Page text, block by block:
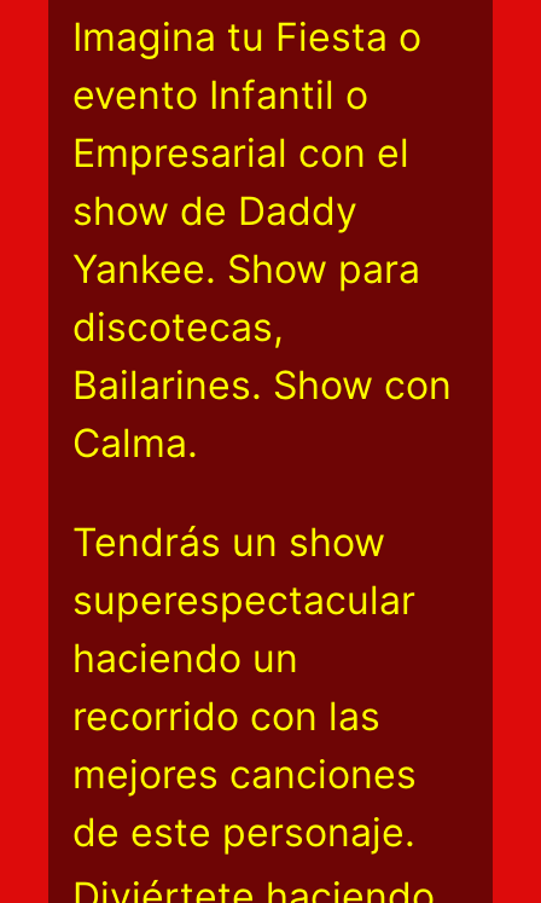
Imagina tu Fiesta o
evento Infantil o
Empresarial con el
show de Daddy
Yankee. Show para
discotecas,
Bailarines. Show con
Calma.
Tendrás un show
superespectacular
haciendo un
recorrido con las
mejores canciones
de este personaje.